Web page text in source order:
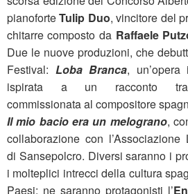
pianoforteTulip Duo, vincitore del
chitarre composto da Raffaele
Due le nuove produzioni, che
Festival: Loba Branca,
ispirata a un racconto
commissionata al compositore
Il mio bacio era un melograno,
collaborazione con l’Associazione
di Sansepolcro. Diversi saranno i
i molteplici intrecci della cultura
Paesi: ne saranno protagonisti l’